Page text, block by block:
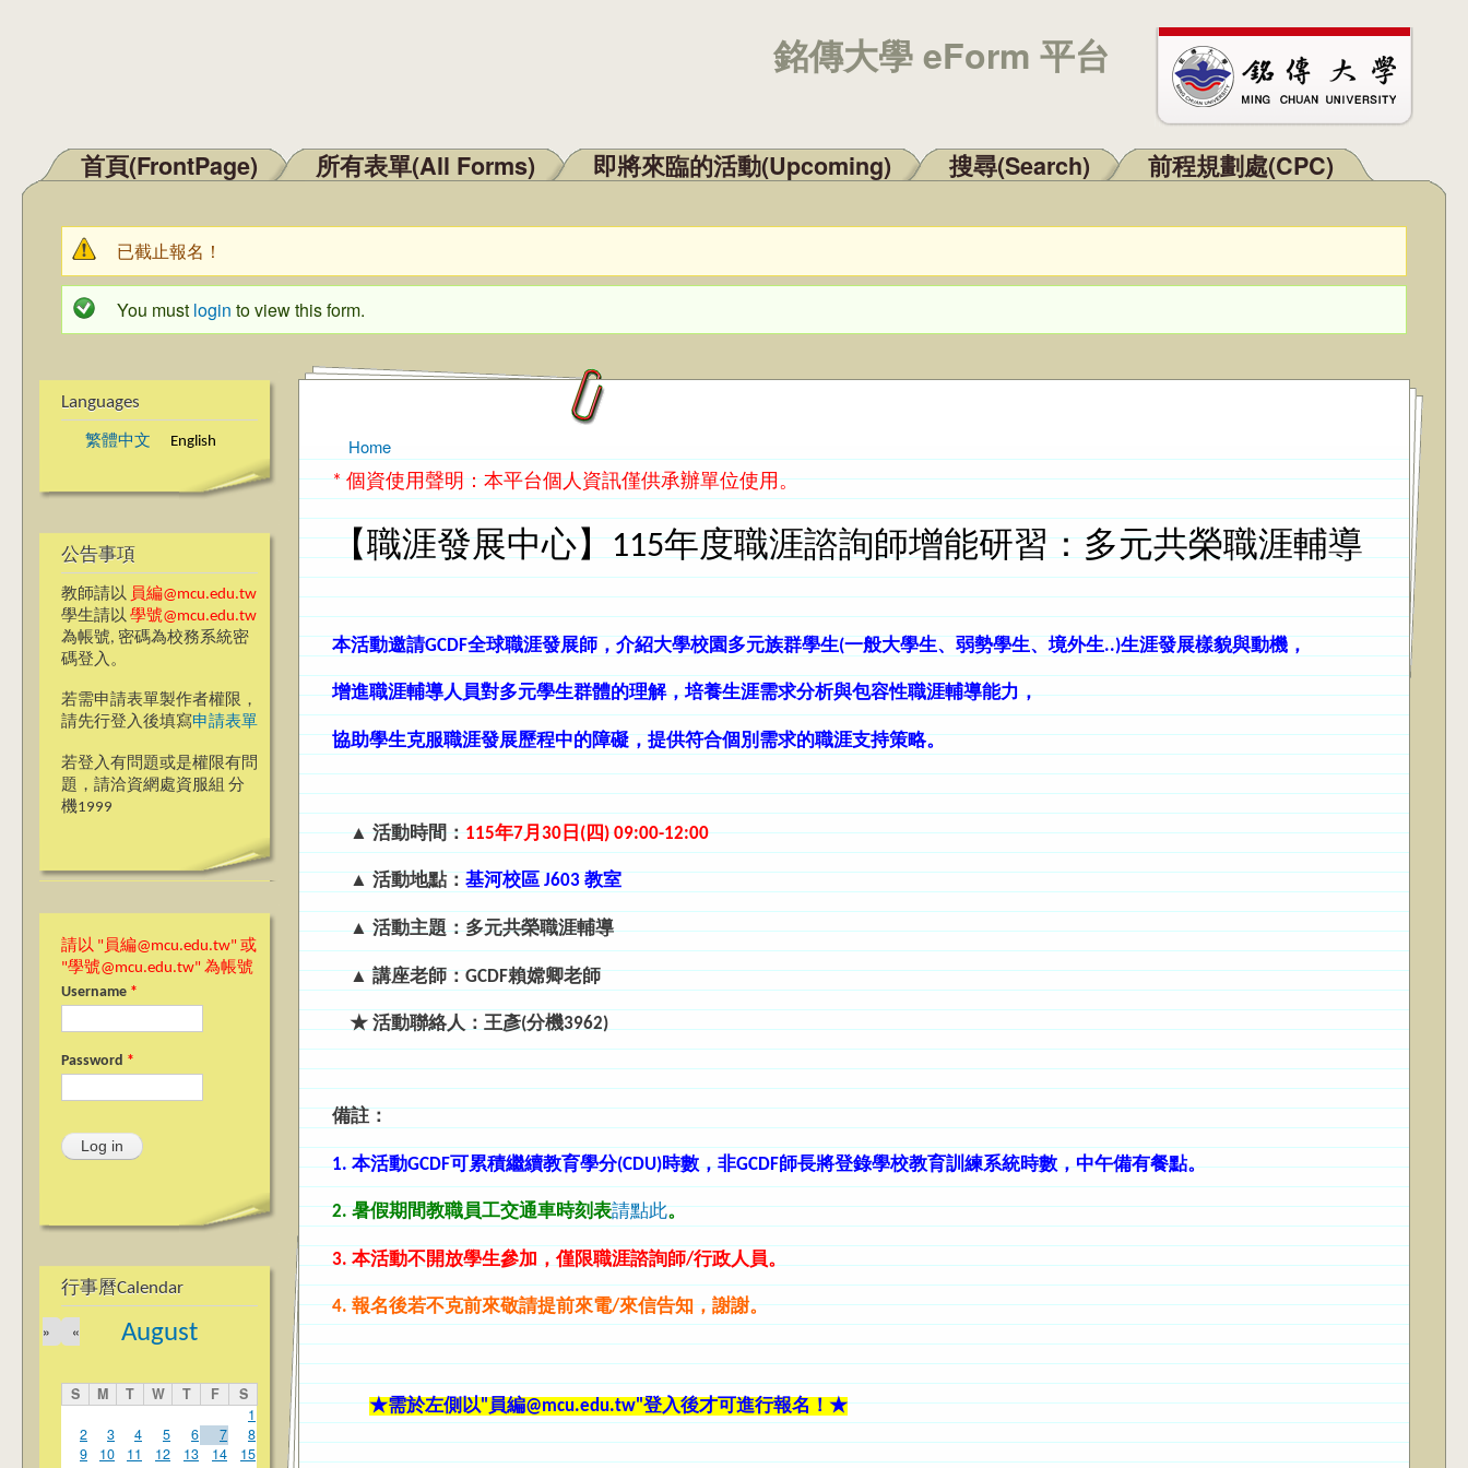
銘傳大學 eForm 平台
Main menu
首頁(FrontPage) 所有表單(All Forms) 即將來臨的活動(Upcoming) 搜尋(Search) 前程規劃處(CPC)
Warning message
已截止報名！
Status message
You must login to view this form.
Languages
繁體中文 English
公告事項
教師請以 員編@mcu.edu.tw
學生請以 學號@mcu.edu.tw
為帳號, 密碼為校務系統密
碼登入。
若需申請表單製作者權限，
請先行登入後填寫申請表單
若登入有問題或是權限有問
題，請洽資網處資服組 分
機1999
請以 "員編@mcu.edu.tw" 或
"學號@mcu.edu.tw" 為帳號
Username *
Password *
行事曆Calendar
August
«
»
S M T W T F
S
1
2
3 4 5 6 7
8
9
10 11 12 13 14
15
You are here
Home
* 個資使用聲明：本平台個人資訊僅供承辦單位使用。
【職涯發展中心】115年度職涯諮詢師增能研習：多元共榮職涯輔導
本活動邀請GCDF全球職涯發展師，介紹大學校園多元族群學生(一般大學生、弱勢學生、境外生..)生涯發展樣貌與動機，
增進職涯輔導人員對多元學生群體的理解，培養生涯需求分析與包容性職涯輔導能力，
協助學生克服職涯發展歷程中的障礙，提供符合個別需求的職涯支持策略。
▲ 活動時間：115年7月30日(四)09:00-12:00
▲ 活動地點： 基河校區 J603 教室
▲活動主題：多元共榮職涯輔導
▲講座老師：GCDF賴嫦卿老師
★ 活動聯絡人：王彥(分機3962)
備註：
1. 本活動GCDF可累積繼續教育學分(CDU)時數，非GCDF師長將登錄學校教育訓練系統時數，中午備有餐點。
2. 暑假期間教職員工交通車時刻表請點此。
3. 本活動不開放學生參加，僅限職涯諮詢師/行政人員。
4. 報名後若不克前來敬請提前來電/來信告知，謝謝。
★需於左側以"員編@mcu.edu.tw"登入後才可進行報名 ！ ★